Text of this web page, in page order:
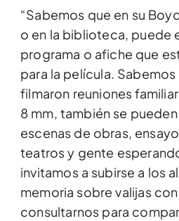
“Sabemos que en su
o en la biblioteca, puede
programa o afiche que
para la película.
filmaron reuniones
8 mm, también se
escenas de obras,
teatros y gente
invitamos a subirse a los
memoria sobre valijas
consultarnos para